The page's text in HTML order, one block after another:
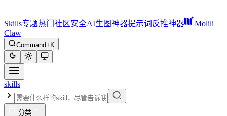
Skills专题热门 社区安全AI生图神器提示词反推神器
Molili
Claw
Command+K
skills
分类